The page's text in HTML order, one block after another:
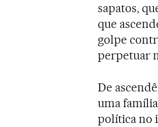
sapatos,
que
golpe
perpetuar
De
uma
política no